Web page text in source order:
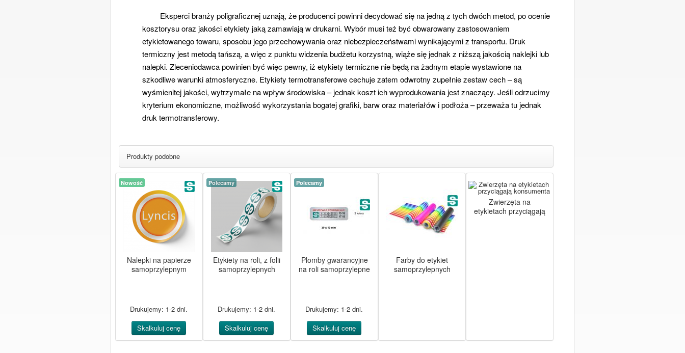
Eksperci branży poligraficznej uznają, że producenci powinni decydować się na jedną z tych dwóch metod, po ocenie
kosztorysu oraz jakości etykiety jaką zamawiają w drukarni. Wybór musi też być obwarowany zastosowaniem
etykietowanego towaru, sposobu jego przechowywania oraz niebezpieczeństwami wynikającymi z transportu. Druk
termiczny jest metodą tańszą, a więc z punktu widzenia budżetu korzystną, wiąże się jednak z niższą jakością naklejki lub
nalepki. Zleceniodawca powinien być więc pewny, iż etykiety termiczne nie będą na żadnym etapie wystawione na
szkodliwe warunki atmosferyczne. Etykiety termotransferowe cechuje zatem odwrotny zupełnie zestaw cech – są
wyśmienitej jakości, wytrzymałe na wpływ środowiska – jednak koszt ich wyprodukowania jest znaczący. Jeśli odrzucimy
kryterium ekonomiczne, możliwość wykorzystania bogatej grafiki, barw oraz materiałów i podłoża – przeważa tu jednak
druk termotransferowy.
Produkty podobne
Nowość
Nalepki na papierze
samoprzylepnym
Skalkuluj cenę
Drukujemy: 1-2 dni.
Polecamy
Etykiety na roli, z folii
samoprzylepnych
Skalkuluj cenę
Drukujemy: 1-2 dni.
Polecamy
Plomby gwarancyjne
na roli samoprzylepne
Skalkuluj cenę
Drukujemy: 1-2 dni.
Farby do etykiet
samoprzylepnych
Zwierzęta na
etykietach przyciągają